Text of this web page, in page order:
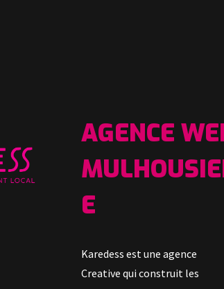
AGENCE
E
Karedess est une agence
Creative qui construit les